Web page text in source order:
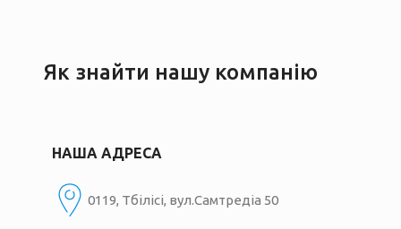
Як знайти нашу компанію
НАША АДРЕСА
0119, Тбілісі, вул.Самтредіа 50